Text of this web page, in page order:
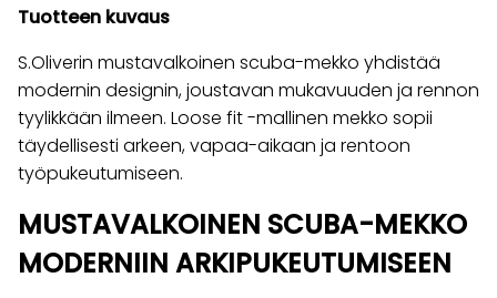
Tuotteen kuvaus
S.Oliverin mustavalkoinen scuba-mekko yhdistää
modernin designin, joustavan mukavuuden ja rennon
tyylikkään ilmeen. Loose fit -mallinen mekko sopii
täydellisesti arkeen, vapaa-aikaan ja rentoon
työpukeutumiseen.
MUSTAVALKOINEN SCUBA-MEKKO
MODERNIIN ARKIPUKEUTUMISEEN